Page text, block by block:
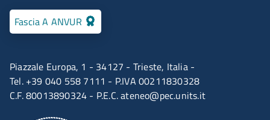
Piazzale Europa, 1 - 34127 - Trieste, Italia -
Tel. +39 040 558 7111 - P.IVA 00211830328
C.F. 80013890324 - P.E.C.ateneo@pec.units.it
Fascia A ANVUR